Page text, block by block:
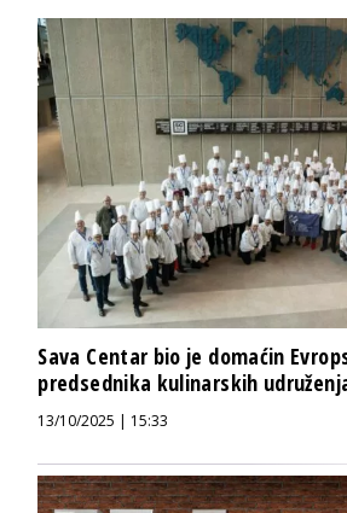
Sava Centar bio je domaćin
predsednika kulinarskih
13/10/2025 | 15:33